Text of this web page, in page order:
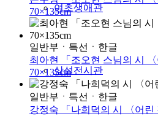
여초생애관
상설전시관
70×135cm
일반부 ㆍ 특선 ㆍ 한글
최아현 「조오현 스님의 시 〈
70×135cm
일반부 ㆍ 특선 ㆍ 한글
강정숙 「나희덕의 시 〈어린